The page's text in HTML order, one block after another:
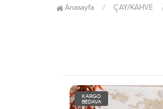
Anasayfa ÇAY/KAHVE
KARGO
BEDAVA